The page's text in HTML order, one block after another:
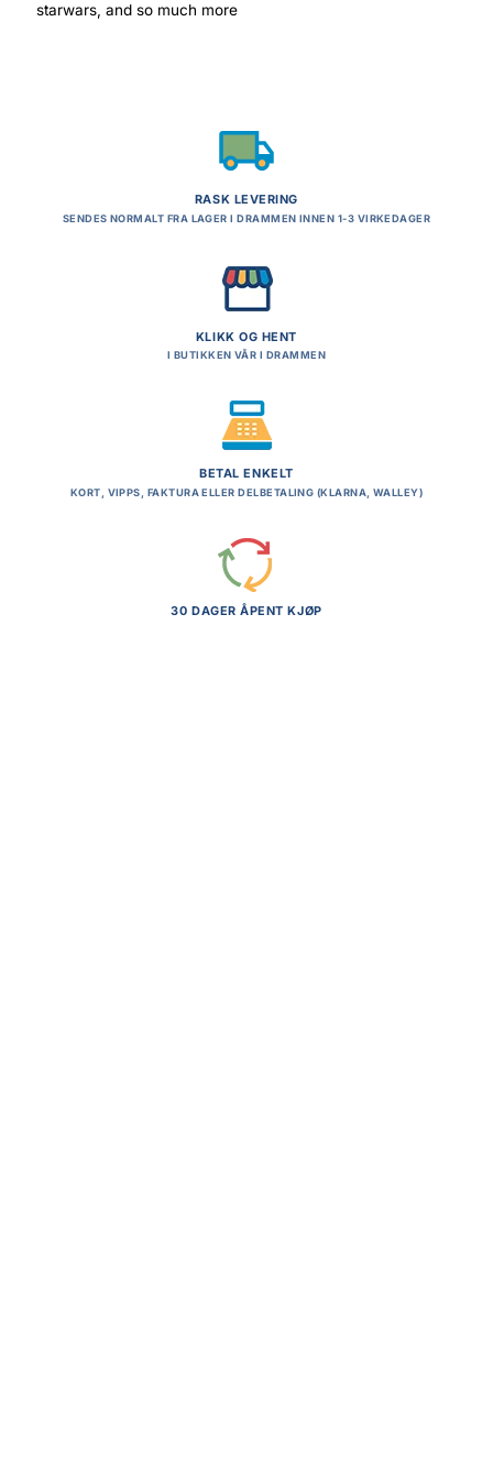
starwars, and so much more
RASK LEVERING
SENDES NORMALT FRA LAGER I DRAMMEN INNEN 1-3 VIRKEDAGER
KLIKK OG HENT
I BUTIKKEN VÅR I DRAMMEN
BETAL ENKELT
KORT, VIPPS, FAKTURA ELLER DELBETALING (KLARNA, WALLEY)
30 DAGER ÅPENT KJØP